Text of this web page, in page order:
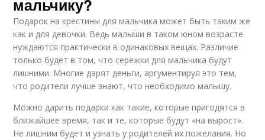
мальчику?
Подарок на крестины для мальчика может быть таким же
как и для девочки. Ведь малыши в таком юном возрасте
нуждаются практически в одинаковых вещах. Различие
только будет в том, что сережки для мальчика будут
лишними. Многие дарят деньги, аргументируя это тем,
что родители лучше знают, что необходимо малышу.
Можно дарить подарки как такие, которые пригодятся в
ближайшее время, так и те, которые будут «на вырост».
Не лишним будет и узнать у родителей их пожелания. Но